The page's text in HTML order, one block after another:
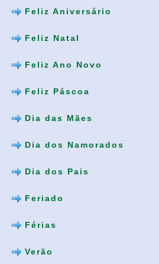
Feliz Aniversário
Feliz Natal
Feliz Ano Novo
Feliz Páscoa
Dia das Mães
Dia dos Namorados
Dia dos Pais
Feriado
Férias
Verão